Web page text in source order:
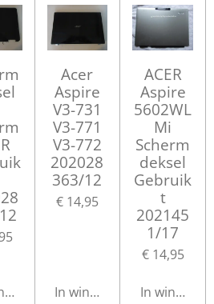
Acer
Aspire
V3-731
V3-771
V3-772
202028
363/12
€ 14,95
In winkelwagen
ACER
Aspire
5602WL
Mi
Scherm
deksel
Gebruik
t
202145
1/17
€ 14,95
In